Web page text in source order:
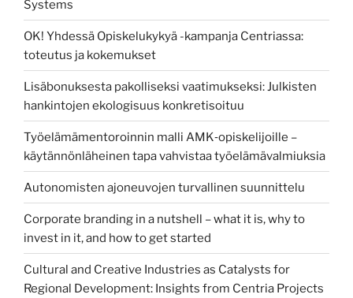
Systems
OK! Yhdessä Opiskelukykyä -kampanja Centriassa:
toteutus ja kokemukset
Lisäbonuksesta pakolliseksi vaatimukseksi: Julkisten
hankintojen ekologisuus konkretisoituu
Työelämämentoroinnin malli AMK‑opiskelijoille –
käytännönläheinen tapa vahvistaa työelämävalmiuksia
Autonomisten ajoneuvojen turvallinen suunnittelu
Corporate branding in a nutshell – what it is, why to
invest in it, and how to get started
Cultural and Creative Industries as Catalysts for
Regional Development: Insights from Centria Projects